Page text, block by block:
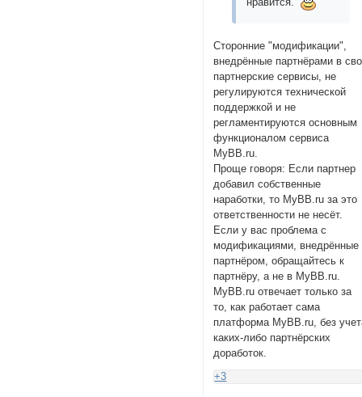
Сторонние "модификации",
внедрённые партнёрами в
партнерские сервисы, не
регулируются технической
поддержкой и не
регламентируются основным
функционалом сервиса
MyBB.ru.
Проще говоря: Если партнер
добавил собственные
наработки, то MyBB.ru за это
ответственности не несёт.
Если у вас проблема с
модификациями, внедрённые
партнёром, обращайтесь к
партнёру, а не в MyBB.ru.
MyBB.ru отвечает только за
то, как работает сама
платформа MyBB.ru, без
каких-либо партнёрских
доработок.
+3